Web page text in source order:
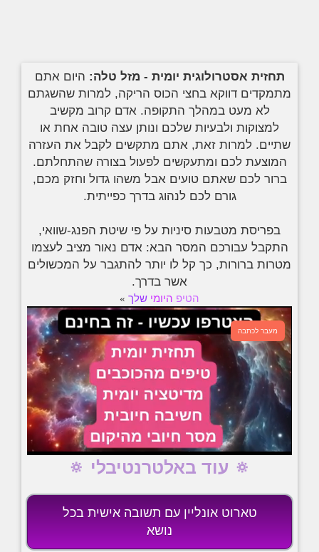
תחזית אסטרולוגית יומית - מזל טלה: היום אתם
מתמקדים דווקא בחצי הכוס הריקה, למרות שהשגתם
לא מעט במהלך התקופה. אדם קרוב מקשיב
למצוקות ולבעיות שלכם ונותן עצה טובה אחת או
שתיים. למרות זאת, אתם מתקשים לקבל את העזרה
המוצעת לכם ומתעקשים לפעול בצורה שהתחלתם.
ברור לכם שאתם טועים אבל משהו גדול וחזק מכם,
גורם לכם לנהוג בדרך כפייתית.
בפריסת מטבעות סיניות על פי שיטת הפנג-שוואי,
התקבל עבורכם המסר הבא: אדם נאור מציב לעצמו
מטרות ברורות, כך קל לו יותר להתגבר על המכשולים
אשר בדרך.
הטיפ היומי שלך »
מעבר לכתבה
🔅 עוד באלטרנטיבלי 🔅
טארוט אונליין עם תשובה אישית בכל
נושא